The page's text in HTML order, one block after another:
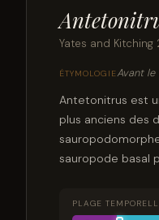
Yates and Kitching
ÉTYMOLOGIEAvant
Antetonitrus est
plus anciens des
sauropode basal
Anchisauria, il
PLAGE